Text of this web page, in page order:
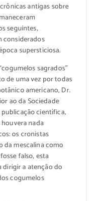
antigas sobre
seguintes,
considerados
supersticiosa.
sagrados”
de uma vez por todas
americano, Dr.
ao da Sociedade
científica,
nada
os cronistas
da mescalina como
falso, esta
dirigir a atenção do
cogumelos